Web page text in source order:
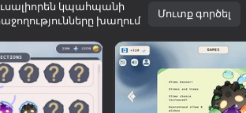
սարքը
է միայն հորիզոնական
ուղղությամբ
կպահպանի
խաղում
Մուտք գործել